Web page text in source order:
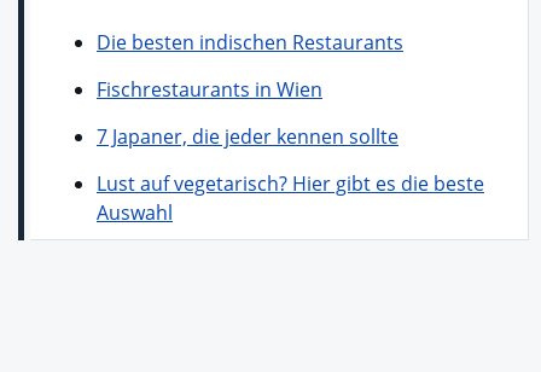
Die besten indischen Restaurants
Fischrestaurants in Wien
7 Japaner, die jeder kennen sollte
Lust auf vegetarisch? Hier gibt es die beste
Auswahl